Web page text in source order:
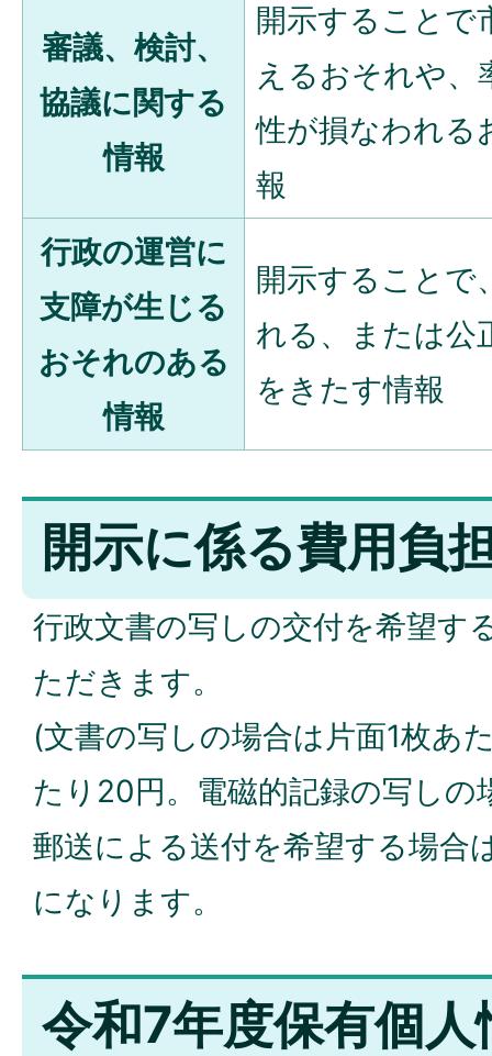
審議、検討、
協議に関する
情報
開示することで
えるおそれや、
性が損なわれる
報
行政の運営に
支障が生じる
おそれのある
情報
開示することで
れる、または公
をきたす情報
開示に係る費用負
行政文書の写しの交付を希望す
ただきます。
(文書の写しの場合は片面1枚あ
たり20円。電磁的記録の写しの
郵送による送付を希望する場合
になります。
令和7年度保有個